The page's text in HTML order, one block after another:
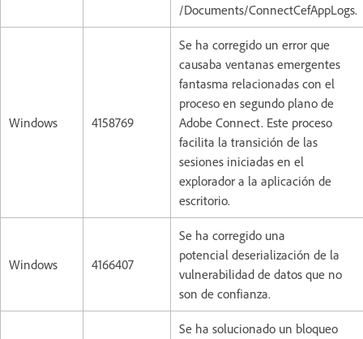
/Documents/ConnectCefAppLogs.
Windows 4158769
Se ha corregido un error que
causaba ventanas emergentes
fantasma relacionadas con el
proceso en segundo plano de
Adobe Connect. Este proceso
facilita la transición de las
sesiones iniciadas en el
explorador a la aplicación de
escritorio.
Windows 4166407
Se ha corregido una
potencial deserialización de la
vulnerabilidad de datos que no
son de confianza.
Se ha solucionado un bloqueo